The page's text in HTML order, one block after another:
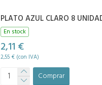
PLATO AZUL CLARO 8
En stock
2,11 €
2,55 € (con IVA)
Comprar